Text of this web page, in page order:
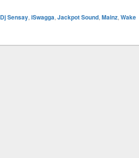
Dj Sensay, iSwagga, Jackpot Sound, Mainz, Wake